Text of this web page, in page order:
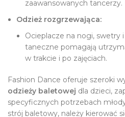
zaawansowanych tancerzy.
Odzież rozgrzewająca:
Ocieplacze na nogi, swetry
taneczne pomagają
w trakcie i po zajęciach.
Fashion Dance oferuje szeroki
odzieży baletowej dla dzieci,
specyficznych potrzebach
strój baletowy, należy kierować